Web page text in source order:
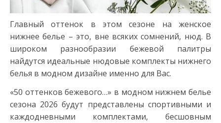
Главный оттенок в этом сезоне на женское
нижнее белье – это, вне всяких сомнений, нюд. В
широком разнообразии бежевой палитры
найдутся идеальные нюдовые комплекты нижнего
белья в модном дизайне именно для Вас.
«50 оттенков бежевого…» в модном нижнем белье
сезона 2026 будут представлены спортивными и
каждодневными комплектами, бесшовным